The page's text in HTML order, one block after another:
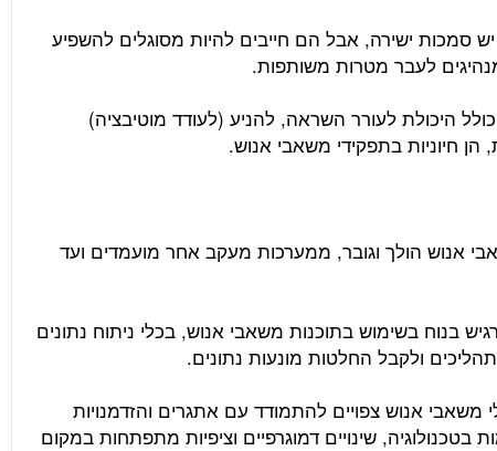
סמכות ישירה, אבל הם חייבים להיות מסוגלים להשפיע
לעבר מטרות משותפות.
כולל היכולת לעורר השראה, להניע (לעודד מוטיבציה)
הן חיוניות בתפקידי משאבי אנוש.
אנוש הולך וגובר, ממערכות מעקב אחר מועמדים ועד
בנוח בשימוש בתוכנות משאבי אנוש, בכלי ניתוח נתונים
תהליכים ולקבל החלטות מונעות נתונים.
אנוש צפויים להתמודד עם אתגרים והזדמנויות
שינויים דמוגרפיים וציפיות מתפתחות במקום